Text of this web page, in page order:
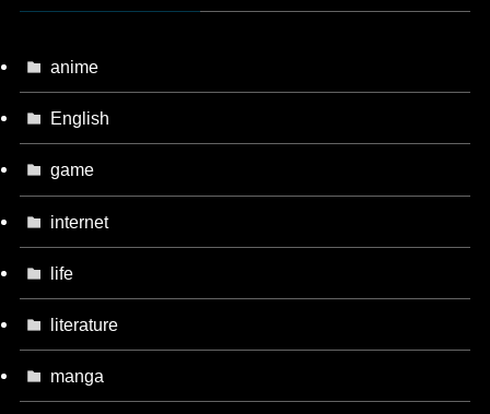
anime
English
game
internet
life
literature
manga